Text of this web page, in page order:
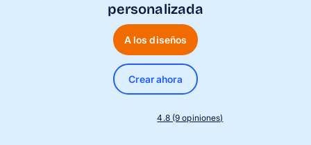
personalizada
4.8 (9 opiniones)
A los diseños
Crear ahora